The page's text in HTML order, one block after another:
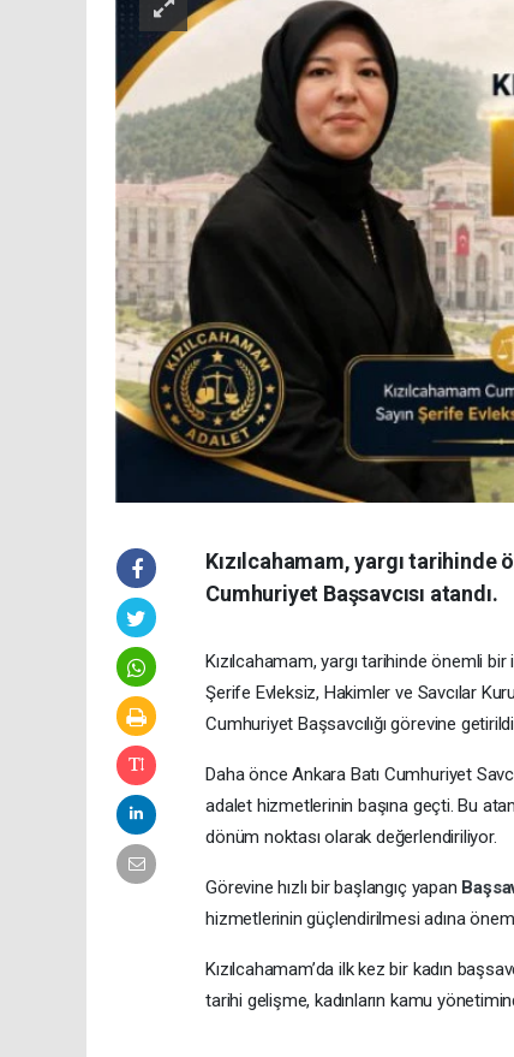
Kızılcahamam, yargı tarihinde
Cumhuriyet Başsavcısı atandı.
Kızılcahamam, yargı tarihinde önemli bir
Şerife Evleksiz, Hakimler ve Savcılar
Cumhuriyet Başsavcılığı görevine
Daha önce Ankara Batı Cumhuriyet
adalet hizmetlerinin başına geçti. Bu
dönüm noktası olarak değerlendiriliyor.
Görevine hızlı bir başlangıç yapan
hizmetlerinin güçlendirilmesi adına
Kızılcahamam’da ilk kez bir kadın
tarihi gelişme, kadınların kamu